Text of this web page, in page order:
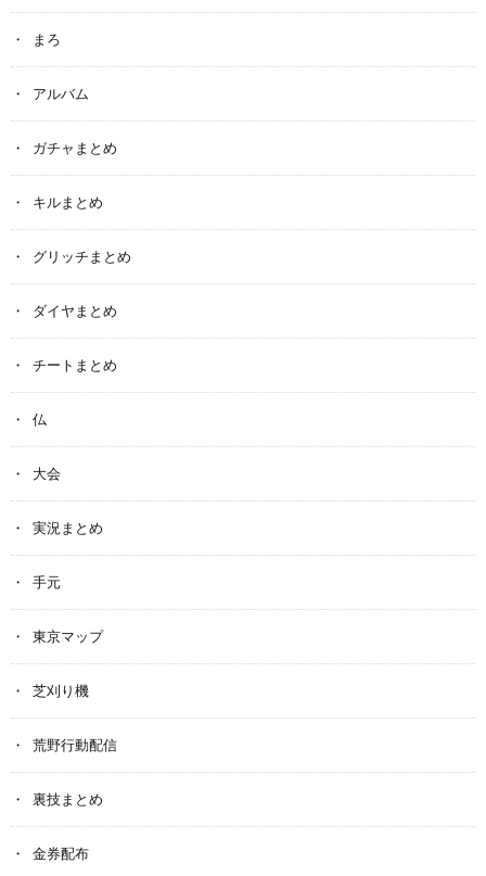
まろ
アルバム
ガチャまとめ
キルまとめ
グリッチまとめ
ダイヤまとめ
チートまとめ
仏
大会
実況まとめ
手元
東京マップ
芝刈り機
荒野行動配信
裏技まとめ
金券配布